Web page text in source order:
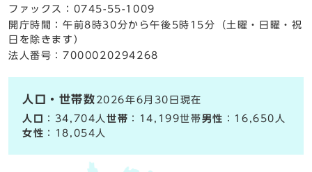
ファックス：0745-55-1009
開庁時間：午前8時30分から午後5時15分（土曜・日曜・祝
日を除きます）
法人番号：7000020294268
人口・世帯数 2026年6月30日現在
人口
：34,704人世帯 ：14,199世帯男性 ：16,650人
女性 ：18,054人